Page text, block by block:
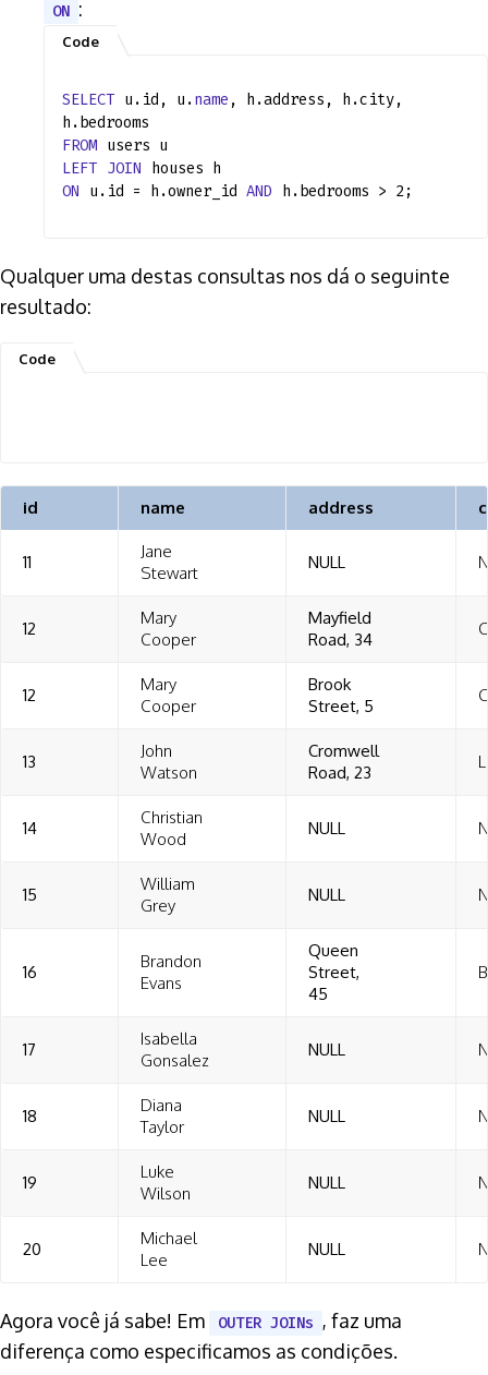
ON :
SELECT u.id, u.name , h.address, h.city,
h.bedrooms
FROM users u
LEFT JOIN houses h
ON u.id = h.owner_id AND h.bedrooms > 2;
Qualquer uma destas consultas nos dá o seguinte
resultado:
id name address
11
Jane
Stewart
NULL
12
Mary
Cooper
Mayfield
Road, 34
12
Mary
Cooper
Brook
Street, 5
13
John
Watson
Cromwell
Road, 23
14
Christian
Wood
NULL
15
William
Grey
NULL
16
Brandon
Evans
Queen
Street,
45
17
Isabella
Gonsalez
NULL
18
Diana
Taylor
NULL
19
Luke
Wilson
NULL
20
Michael
Lee
NULL
Agora você já sabe! Em OUTER JOINs , faz uma
diferença como especificamos as condições.